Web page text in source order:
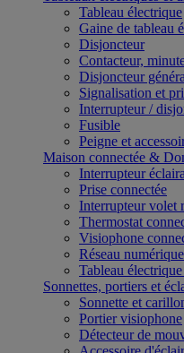
Tableau électrique
Gaine de tableau
Disjoncteur
Contacteur,
Disjoncteur
Signalisation et
Interrupteur /
Fusible
Peigne et
Maison connectée &
Interrupteur
Prise connectée
Interrupteur volet
Thermostat
Visiophone
Réseau
Tableau
Sonnettes, portiers et
Sonnette et
Portier visiophone
Détecteur de